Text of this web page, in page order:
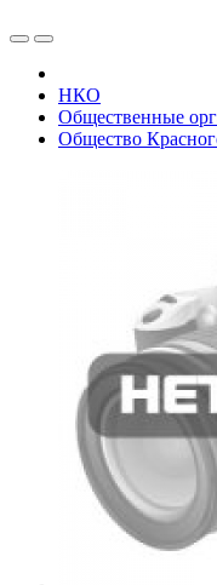
НКО
Общественные
Общество